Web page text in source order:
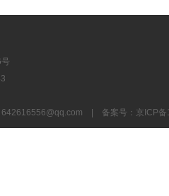
642616556@qq.com | 备案号： 京ICP